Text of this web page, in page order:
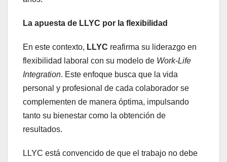
La apuesta de LLYC por la flexibilidad
En este contexto, LLYC reafirma su liderazgo en
flexibilidad laboral con su modelo de Work-Life
Integration. Este enfoque busca que la vida
personal y profesional de cada colaborador se
complementen de manera óptima, impulsando
tanto su bienestar como la obtención de
resultados.
LLYC está convencido de que el trabajo no debe